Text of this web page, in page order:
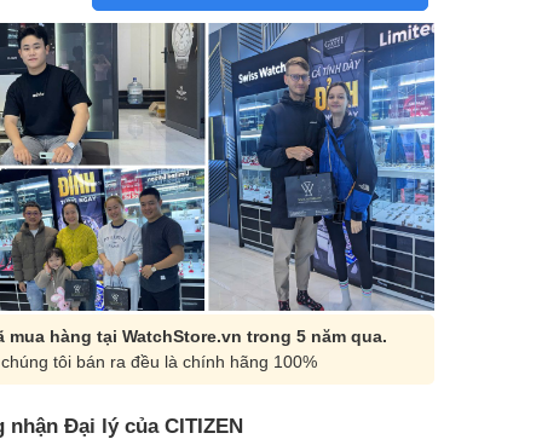
mua hàng tại WatchStore.vn trong 5 năm qua.
tôi bán ra đều là chính hãng 100%
nhận Đại lý của CITIZEN